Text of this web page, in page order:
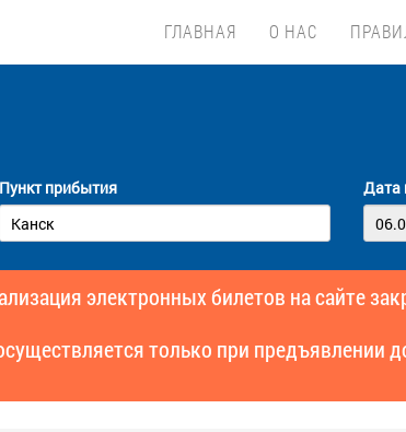
ГЛАВНАЯ О НАС
Пункт прибытия Дата
электронных билетов на сайте
только при предъявлении